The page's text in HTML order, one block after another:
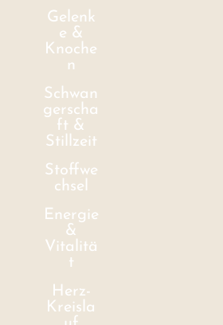
Gelenk
e &
Knoche
n
Schwan
gerscha
ft &
Stillzeit
Stoffwe
chsel
Energie
&
Vitalitä
t
Herz-
Kreisla